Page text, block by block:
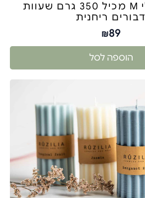
נר דגם הילי M מכיל 350 גרם שעוות
דבורים ריחנית
₪89
הוספה לסל